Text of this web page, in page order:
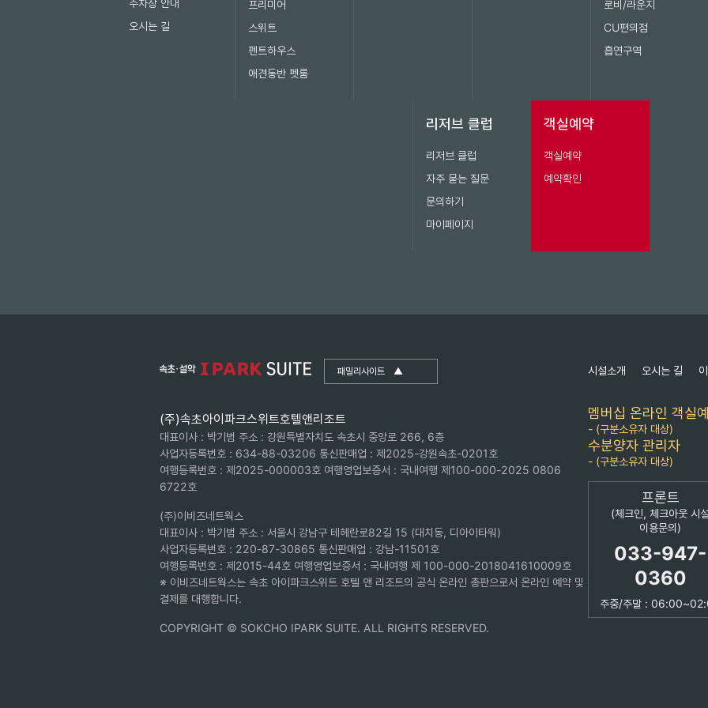
주차장 안내
오시는 길
프리미어
스위트
펜트하우스
애견동반 펫룸
로비/라운지
CU편의점
흡연구역
리저브 클럽
리저브 클럽
자주 묻는 질문
문의하기
마이페이지
객실예약
객실예약
예약확인
패밀리사이트 ▲
(주)속초아이파크스위트호텔앤리조트
대표이사 : 박기범 주소 : 강원특별자치도 속초시 중앙로 266, 6층
사업자등록번호 : 634-88-03206 통신판매업 : 제2025-강원속초-0201호
여행등록번호 : 제2025-000003호 여행영업보증서 : 국내여행 제100-000-2025 0806
6722호
(주)이비즈네트웍스
대표이사 : 박기범 주소 : 서울시 강남구 테헤란로82길 15 (대치동, 디아이타워)
사업자등록번호 : 220-87-30865 통신판매업 : 강남-11501호
여행등록번호 : 제2015-44호 여행영업보증서 : 국내여행 제 100-000-2018041610009호
※ 이비즈네트웍스는 속초 아이파크스위트 호텔 앤 리조트의 공식 온라인 총판으로서 온라인 예약 및
결제를 대행합니다.
COPYRIGHT © SOKCHO IPARK SUITE. ALL RIGHTS RESERVED.
시설소개 오시는 길
멤버십 온라인 객실
- (구분소유자 대상)
수분양자 관리자
- (구분소유자 대상)
프론트
(체크인, 체크아웃 시설
이용문의)
033-947-
0360
주중/주말 :